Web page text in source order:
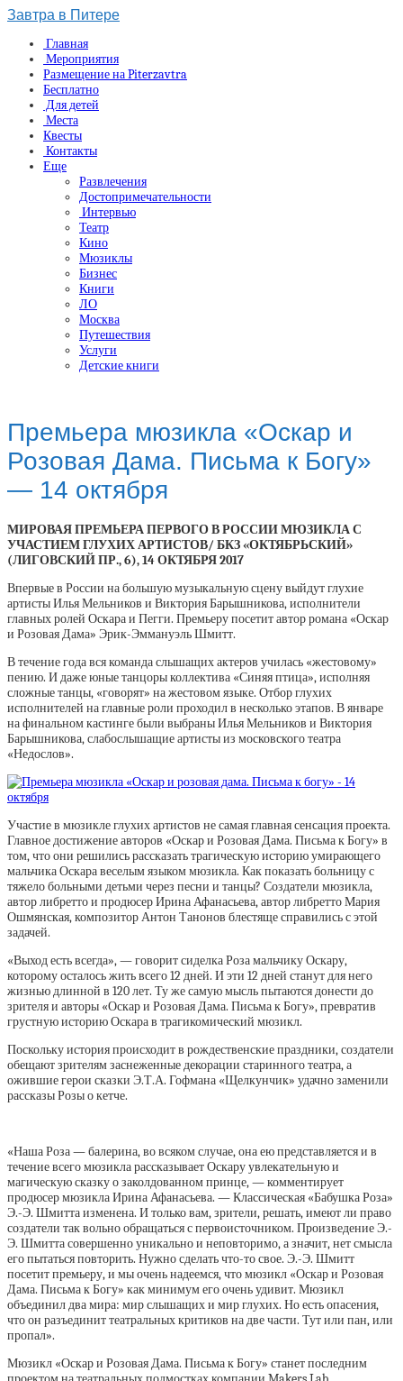
Завтра в Питере
Главная
Мероприятия
Размещение на Piterzavtra
Бесплатно
Для детей
Места
Квесты
Контакты
Еще
Развлечения
Достопримечательности
Интервью
Театр
Кино
Мюзиклы
Бизнес
Книги
ЛО
Москва
Путешествия
Услуги
Детские книги
Премьера мюзикла «Оскар и
Розовая Дама. Письма к Богу»
— 14 октября
МИРОВАЯ ПРЕМЬЕРА ПЕРВОГО В РОССИИ МЮЗИКЛА С
УЧАСТИЕМ ГЛУХИХ АРТИСТОВ/ БКЗ «ОКТЯБРЬСКИЙ»
(ЛИГОВСКИЙ ПР., 6), 14 ОКТЯБРЯ 2017
Впервые в России на большую музыкальную сцену выйдут глухие
артисты Илья Мельников и Виктория Барышникова, исполнители
главных ролей Оскара и Пегги. Премьеру посетит автор романа «Оскар
и Розовая Дама» Эрик-Эммануэль Шмитт.
В течение года вся команда слышащих актеров училась «жестовому»
пению. И даже юные танцоры коллектива «Синяя птица», исполняя
сложные танцы, «говорят» на жестовом языке. Отбор глухих
исполнителей на главные роли проходил в несколько этапов. В январе
на финальном кастинге были выбраны Илья Мельников и Виктория
Барышникова, слабослышащие артисты из московского театра
«Недослов».
Участие в мюзикле глухих артистов не самая главная сенсация проекта.
Главное достижение авторов «Оскар и Розовая Дама. Письма к Богу» в
том, что они решились рассказать трагическую историю умирающего
мальчика Оскара веселым языком мюзикла. Как показать больницу с
тяжело больными детьми через песни и танцы? Создатели мюзикла,
автор либретто и продюсер Ирина Афанасьева, автор либретто Мария
Ошмянская, композитор Антон Танонов блестяще справились с этой
задачей.
«Выход есть всегда», — говорит сиделка Роза мальчику Оскару,
которому осталось жить всего 12 дней. И эти 12 дней станут для него
жизнью длинной в 120 лет. Ту же самую мысль пытаются донести до
зрителя и авторы «Оскар и Розовая Дама. Письма к Богу», превратив
грустную историю Оскара в трагикомический мюзикл.
Поскольку история происходит в рождественские праздники, создатели
обещают зрителям заснеженные декорации старинного театра, а
ожившие герои сказки Э.Т.А. Гофмана «Щелкунчик» удачно заменили
рассказы Розы о кетче.
«Наша Роза — балерина, во всяком случае, она ею представляется и в
течение всего мюзикла рассказывает Оскару увлекательную и
магическую сказку о заколдованном принце, — комментирует
продюсер мюзикла Ирина Афанасьева. — Классическая «Бабушка Роза»
Э.-Э. Шмитта изменена. И только вам, зрители, решать, имеют ли право
создатели так вольно обращаться с первоисточником. Произведение Э.-
Э. Шмитта совершенно уникально и неповторимо, а значит, нет смысла
его пытаться повторить. Нужно сделать что-то свое. Э.-Э. Шмитт
посетит премьеру, и мы очень надеемся, что мюзикл «Оскар и Розовая
Дама. Письма к Богу» как минимум его очень удивит. Мюзикл
объединил два мира: мир слышащих и мир глухих. Но есть опасения,
что он разъединит театральных критиков на две части. Тут или пан, или
пропал».
Мюзикл «Оскар и Розовая Дама. Письма к Богу» станет последним